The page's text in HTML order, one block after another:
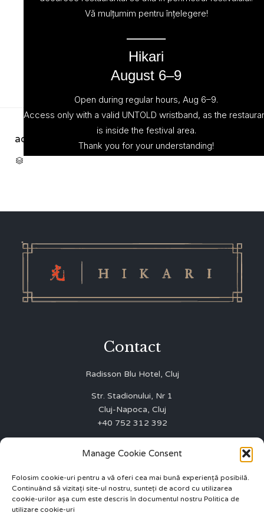
Manage Cookie Consent
Folosim cookie-uri pentru a vă oferi cea mai bună experiență posibilă.
Continuând să vizitați site-ul nostru, sunteți de acord cu utilizarea
cookie-urilor așa cum este descris în documentul nostru Politica de
utilizare cookie-uri
admin

Contact
Radisson Blu Hotel, Cluj
Str. Stadionului, Nr 1
Cluj-Napoca, Cluj
+40 752 312 392
J12/3003/01.10.2015
CUI 35075642
ANPC 0219551
Vă mulțumim pentru înțelegere!
⸻
Hikari
August 6–9
Open during regular hours, Aug 6–9.
Access only with a valid UNTOLD wristband, as the
is inside the festival area.
Thank you for your understanding!